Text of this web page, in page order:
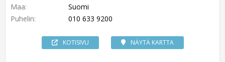
Maa:
Suomi
Puhelin:
010 633 9200
KOTISIVU NÄYTÄ KARTTA